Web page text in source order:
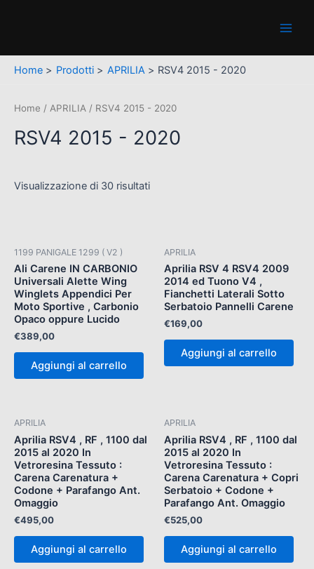
Home Prodotti APRILIA RSV4 2015 - 2020
Home / APRILIA / RSV4 2015 - 2020
RSV4 2015 - 2020
Visualizzazione di 30 risultati
1199 PANIGALE 1299 ( V2 )
Ali Carene IN CARBONIO
Universali Alette Wing
Winglets Appendici Per
Moto Sportive , Carbonio
Opaco oppure Lucido
€389,00
Aggiungi al carrello
APRILIA
Aprilia RSV 4 RSV4 2009
2014 ed Tuono V4 ,
Fianchetti Laterali Sotto
Serbatoio Pannelli Carene
€169,00
Aggiungi al carrello
APRILIA
Aprilia RSV4 , RF , 1100 dal
2015 al 2020 In
Vetroresina Tessuto :
Carena Carenatura +
Codone + Parafango Ant.
Omaggio
€495,00
Aggiungi al carrello
APRILIA
Aprilia RSV4 , RF , 1100 dal
2015 al 2020 In
Vetroresina Tessuto :
Carena Carenatura + Copri
Serbatoio + Codone +
Parafango Ant. Omaggio
€525,00
Aggiungi al carrello